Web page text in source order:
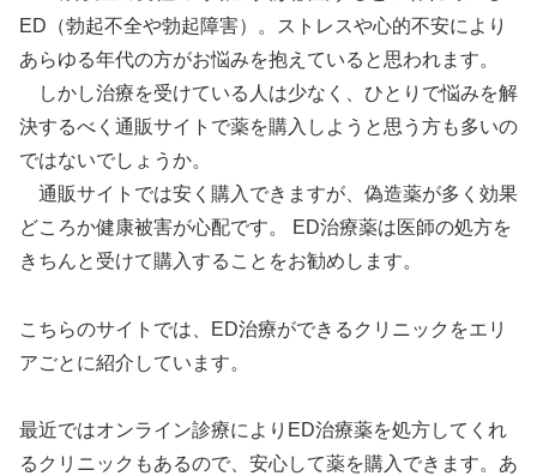
ED（勃起不全や勃起障害）。ストレスや心的不安により
あらゆる年代の方がお悩みを抱えていると思われます。
しかし治療を受けている人は少なく、ひとりで悩みを解
決するべく通販サイトで薬を購入しようと思う方も多いの
ではないでしょうか。
通販サイトでは安く購入できますが、偽造薬が多く効果
どころか健康被害が心配です。 ED治療薬は医師の処方を
きちんと受けて購入することをお勧めします。
こちらのサイトでは、ED治療ができるクリニックをエリ
アごとに紹介しています。
最近ではオンライン診療によりED治療薬を処方してくれ
るクリニックもあるので、安心して薬を購入できます。あ